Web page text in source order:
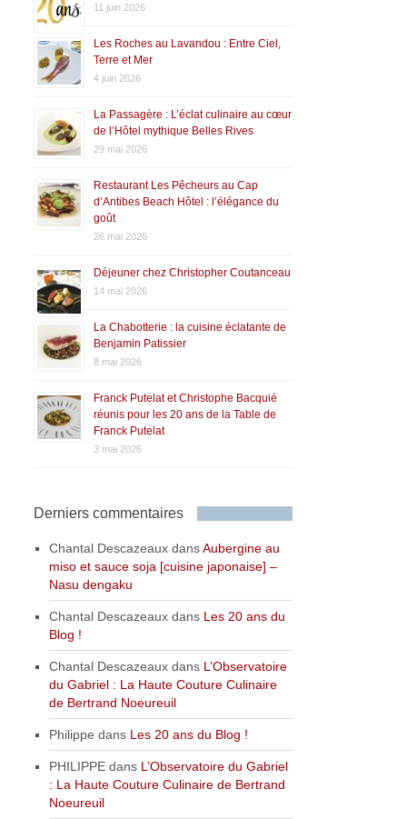
11 juin 2026
Les Roches au Lavandou : Entre Ciel,
Terre et Mer
4 juin 2026
La Passagère : L’éclat culinaire au cœur
de l’Hôtel mythique Belles Rives
29 mai 2026
Restaurant Les Pêcheurs au Cap
d’Antibes Beach Hôtel : l’élégance du
goût
26 mai 2026
Déjeuner chez Christopher Coutanceau
14 mai 2026
La Chabotterie : la cuisine éclatante de
Benjamin Patissier
8 mai 2026
Franck Putelat et Christophe Bacquié
réunis pour les 20 ans de la Table de
Franck Putelat
3 mai 2026
Derniers commentaires
Chantal Descazeaux dansAubergine au
miso et sauce soja [cuisine japonaise] –
Nasu dengaku
Chantal Descazeaux dans Les 20 ans du
Blog !
Chantal Descazeaux dans L’Observatoire
du Gabriel : La Haute Couture Culinaire
de Bertrand Noeureuil
Philippe dans Les 20 ans du Blog !
PHILIPPE dans L’Observatoire du Gabriel
: La Haute Couture Culinaire de Bertrand
Noeureuil